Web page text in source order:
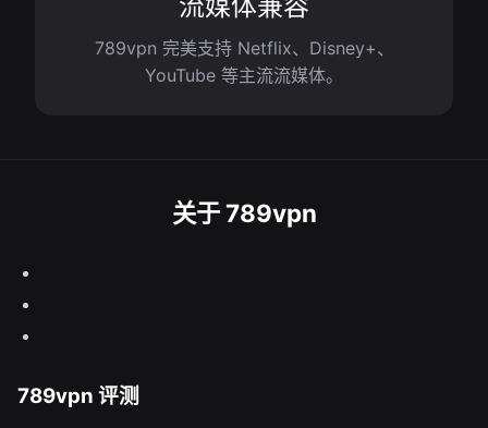
789vpn 完美支持 Netflix、Disney+、
YouTube 等主流流媒体。
关于 789vpn
789vpn 评测